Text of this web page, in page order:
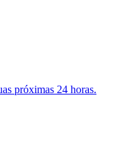
próximas 24 horas.